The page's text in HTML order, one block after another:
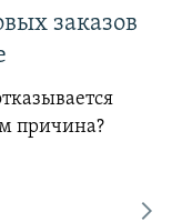
заказов
причина?